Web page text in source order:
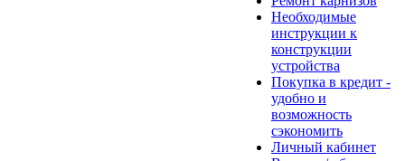
Необходимые
инструкции к
конструкции
устройства
Покупка в кредит -
удобно и
возможность
сэкономить
Личный кабинет